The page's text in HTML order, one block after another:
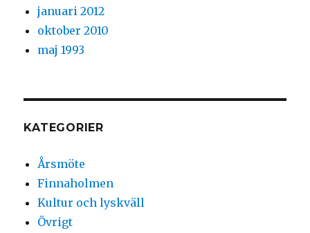
januari 2012
oktober 2010
maj 1993
KATEGORIER
Årsmöte
Finnaholmen
Kultur och lyskväll
Övrigt